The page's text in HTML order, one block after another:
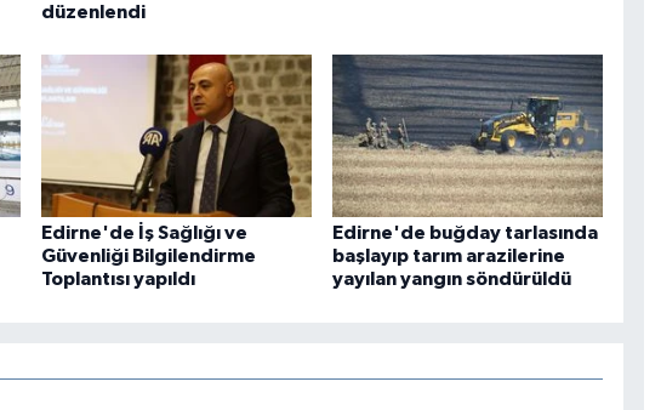
düzenlendi
Edirne'de İş Sağlığı ve
Güvenliği Bilgilendirme
Toplantısı yapıldı
Edirne'de buğday tarlasında
başlayıp tarım arazilerine
yayılan yangın söndürüldü